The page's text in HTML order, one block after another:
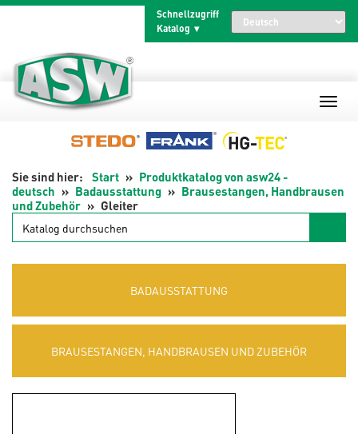
Schnellzugriff
Katalog
Start
Produktkatalog von asw24 -
deutsch
Badausstattung
Brausestangen, Handbrausen
und Zubehör
Gleiter
Katalog
durchsuchen
BADAUSSTATTUNG
BRAUSESTANGEN, HANDBRAUSEN UND ZUBEHÖR